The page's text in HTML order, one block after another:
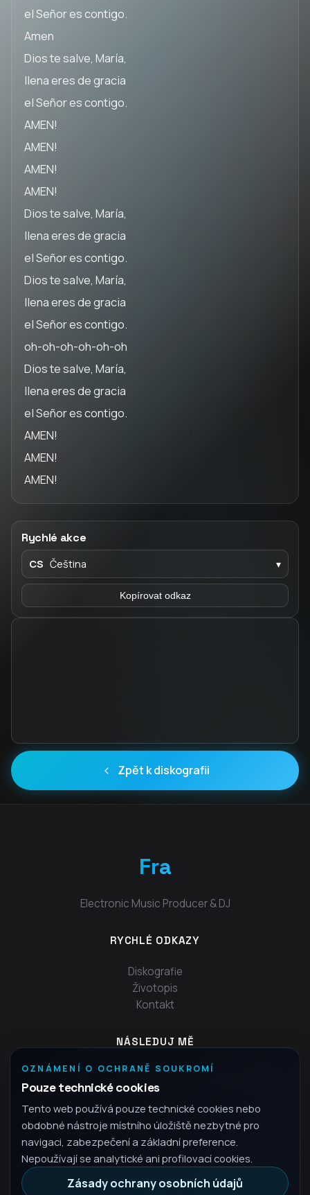
Rychlé akce
CS Čeština ▾
Kopírovat odkaz
el Señor es contigo.
Amen
Dios te salve, María,
llena eres de gracia
el Señor es contigo.
AMEN!
AMEN!
AMEN!
AMEN!
Dios te salve, María,
llena eres de gracia
el Señor es contigo.
Dios te salve, María,
llena eres de gracia
el Señor es contigo.
oh-oh-oh-oh-oh-oh
Dios te salve, María,
llena eres de gracia
el Señor es contigo.
AMEN!
AMEN!
AMEN!
Zpět k diskografii
Fra
Electronic Music Producer & DJ
RYCHLÉ ODKAZY
Diskografie
Životopis
Kontakt
NÁSLEDUJ MĚ
OZNÁMENÍ O OCHRANĚ SOUKROMÍ
Pouze technické cookies
Tento web používá pouze technické cookies nebo
obdobné nástroje místního úložiště nezbytné pro
navigaci, zabezpečení a základní preference.
Nepoužívají se analytické ani profilovací cookies.
Zásady ochrany osobních údajů